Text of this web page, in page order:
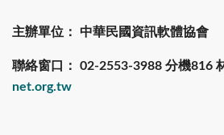
主辦單位： 中華民國資訊軟體協會
聯絡窗口： 02-2553-3988 分機816
net.org.tw